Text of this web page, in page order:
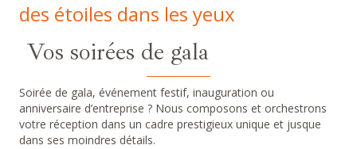
des étoiles dans les yeux
Vos soirées de gala
Soirée de gala, événement festif, inauguration ou
anniversaire d’entreprise ? Nous composons et orchestrons
votre réception dans un cadre prestigieux unique et jusque
dans ses moindres détails.